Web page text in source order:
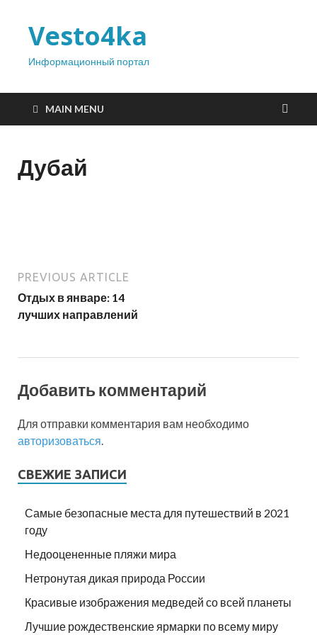
Vesto4ka
Информационный портал
MAIN MENU
Дубай
PREVIOUS ARTICLE
Отдых в январе: 14
лучших направлений
Добавить комментарий
Для отправки комментария вам необходимо
авторизоваться
СВЕЖИЕ ЗАПИСИ
Самые безопасные места для путешествий в 2021
году
Недооцененные пляжи мира
Нетронутая дикая природа России
Красивые изображения медведей со всей планеты
Лучшие рождественские ярмарки по всему миру